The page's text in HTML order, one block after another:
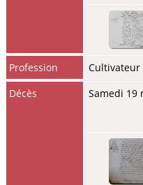
Profession
Cultivateur
Décès
Samedi 19